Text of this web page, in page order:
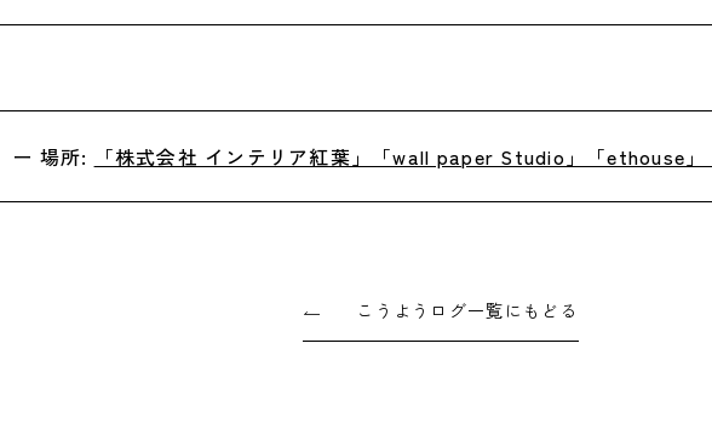
ー 場所: 「株式会社 インテリア紅葉」「wall paper Studio」「ethouse」
こうようログ一覧にもどる